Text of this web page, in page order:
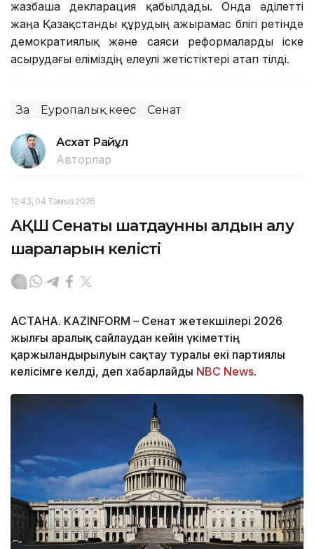
жазбаша декларация қабылдады. Онда әділетті
жаңа Қазақстанды құрудың ажырамас бөлігі ретінде
демократиялық және саяси реформаларды іске
асырудағы еліміздің елеулі жетістіктері атап өтілді.
Заң Еуропалық кеңес Сенат
Асхат Райқұл
Авторлар
12:43, 04 Тамыз 2026
АҚШ Сенаты шатдаунның алдын алу
шараларын келісті
АСТАНА. KAZINFORM – Сенат жетекшілері 2026
жылғы аралық сайлаудан кейін үкіметтің
қаржыландырылуын сақтау туралы екі партиялы
келісімге келді, деп хабарлайды NBC News.